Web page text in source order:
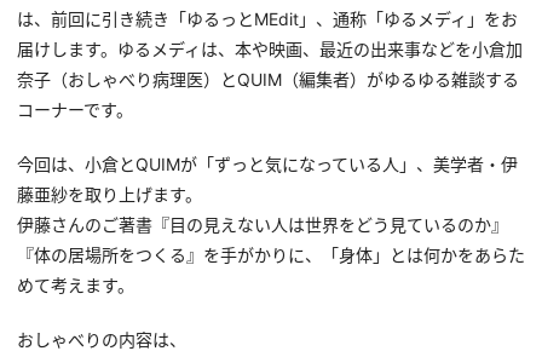
は、前回に引き続き「ゆるっとMEdit」、通称「ゆるメディ」をお
届けします。ゆるメディは、本や映画、最近の出来事などを小倉加
奈子（おしゃべり病理医）とQUIM（編集者）がゆるゆる雑談する
コーナーです。
今回は、小倉とQUIMが「ずっと気になっている人」、美学者・伊
藤亜紗を取り上げます。
伊藤さんのご著書『目の見えない人は世界をどう見ているのか』
『体の居場所をつくる』を手がかりに、「身体」とは何かをあらた
めて考えます。
おしゃべりの内容は、